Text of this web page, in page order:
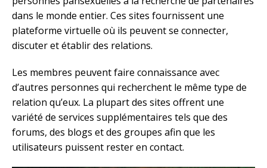
dans le monde entier. Ces sites fournissent une
plateforme virtuelle où ils peuvent se connecter,
discuter et établir des relations.
Les membres peuvent faire connaissance avec
d’autres personnes qui recherchent le même type de
relation qu’eux. La plupart des sites offrent une
variété de services supplémentaires tels que des
forums, des blogs et des groupes afin que les
utilisateurs puissent rester en contact.